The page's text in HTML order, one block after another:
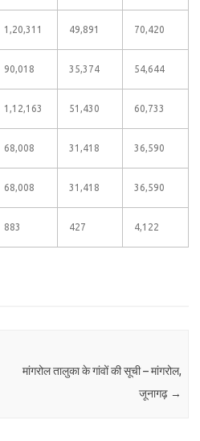
1,20,311 49,891 70,420
90,018 35,374 54,644
1,12,163 51,430 60,733
68,008 31,418 36,590
68,008 31,418 36,590
883 427 4,122
मांगरोल तालुका के गांवों की सूची – मांगरोल,
जूनागढ़ →